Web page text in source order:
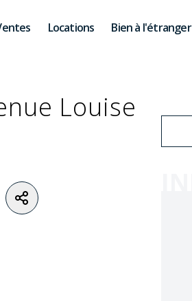
Locations Bien à l'étranger
Louise